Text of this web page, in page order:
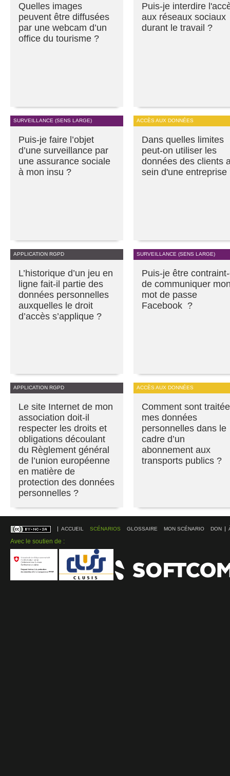
Quelles images
peuvent être diffusées
par une webcam d’un
office du tourisme ?
Puis-je interdire
aux réseaux sociaux
durant le travail ?
SURVEILLANCE (SENS LARGE)
Puis-je faire l’objet
d’une surveillance par
une assurance sociale
à mon insu ?
ACCÈS AUX DONNÉES
Dans quelles limites
peut-on utiliser les
données des clients
sein d'une entreprise
APPLICATION RGPD
L’historique d’un jeu en
ligne fait-il partie des
données personnelles
auxquelles le droit
d’accès s’applique ?
SURVEILLANCE (SENS LARGE)
Puis-je être
de communiquer
mot de passe
Facebook ?
APPLICATION RGPD
Le site Internet de mon
association doit-il
respecter les droits et
obligations découlant
du Règlement général
de l’union européenne
en matière de
protection des données
personnelles ?
ACCÈS AUX DONNÉES
Comment sont
mes données
personnelles dans le
cadre d’un
abonnement aux
transports publics ?
ACCUEIL SCÉNARIOS GLOSSAIRE MON SCÉNARIO DON
Avec le soutien de :